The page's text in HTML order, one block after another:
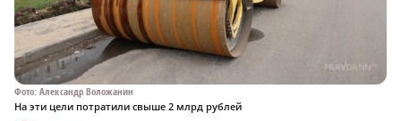
Фото: Александр Воложанин
На эти цели потратили свыше 2 млрд рублей